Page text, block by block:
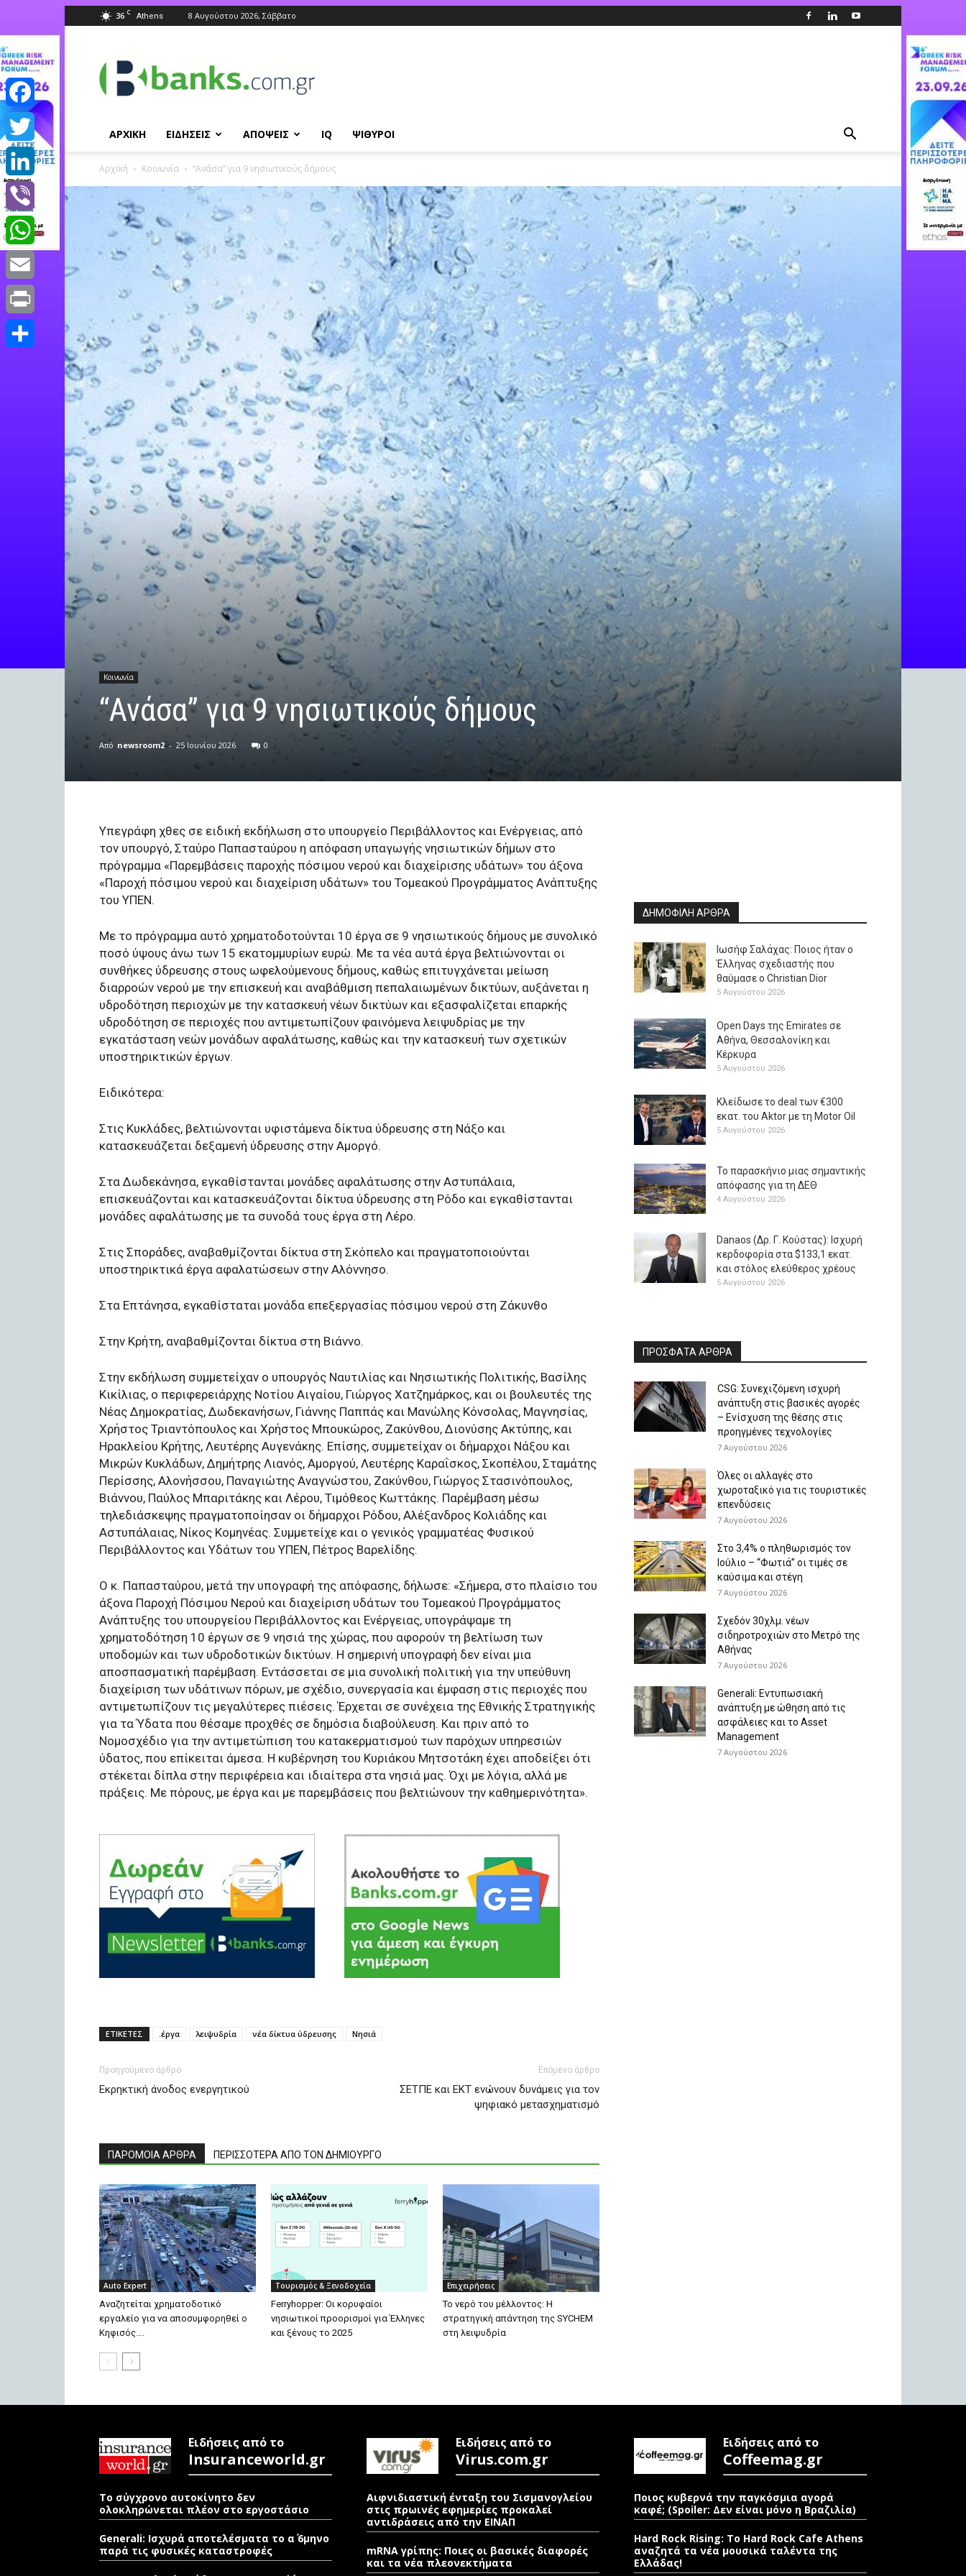
36 C Athens 8 Αυγούστου 2026, Σάββατο
ΑΡΧΙΚΗ ΕΙΔΗΣΕΙΣ ΑΠΟΨΕΙΣ IQ ΨΙΘΥΡΟΙ
Αρχική Κοινωνία “Ανάσα” για 9 νησιωτικούς δήμους
Κοινωνία
“Ανάσα” για 9 νησιωτικούς δήμους
Από newsroom2 - 25 Ιουνίου 2026 0
Υπεγράφη χθες σε ειδική εκδήλωση στο υπουργείο Περιβάλλοντος και Ενέργειας, από
τον υπουργό, Σταύρο Παπασταύρου η απόφαση υπαγωγής νησιωτικών δήμων στο
πρόγραμμα «Παρεμβάσεις παροχής πόσιμου νερού και διαχείρισης υδάτων» του άξονα
«Παροχή πόσιμου νερού και διαχείριση υδάτων» του Τομεακού Προγράμματος Ανάπτυξης
του ΥΠΕΝ.
Με το πρόγραμμα αυτό χρηματοδοτούνται 10 έργα σε 9 νησιωτικούς δήμους με συνολικό
ποσό ύψους άνω των 15 εκατομμυρίων ευρώ. Με τα νέα αυτά έργα βελτιώνονται οι
συνθήκες ύδρευσης στους ωφελούμενους δήμους, καθώς επιτυγχάνεται μείωση
διαρροών νερού με την επισκευή και αναβάθμιση πεπαλαιωμένων δικτύων, αυξάνεται η
υδροδότηση περιοχών με την κατασκευή νέων δικτύων και εξασφαλίζεται επαρκής
υδροδότηση σε περιοχές που αντιμετωπίζουν φαινόμενα λειψυδρίας με την
εγκατάσταση νεών μονάδων αφαλάτωσης, καθώς και την κατασκευή των σχετικών
υποστηρικτικών έργων.
Ειδικότερα:
Στις Κυκλάδες, βελτιώνονται υφιστάμενα δίκτυα ύδρευσης στη Νάξο και
κατασκευάζεται δεξαμενή ύδρευσης στην Αμοργό.
Στα Δωδεκάνησα, εγκαθίστανται μονάδες αφαλάτωσης στην Αστυπάλαια,
επισκευάζονται και κατασκευάζονται δίκτυα ύδρευσης στη Ρόδο και εγκαθίστανται
μονάδες αφαλάτωσης με τα συνοδά τους έργα στη Λέρο.
Στις Σποράδες, αναβαθμίζονται δίκτυα στη Σκόπελο και πραγματοποιούνται
υποστηρικτικά έργα αφαλατώσεων στην Αλόννησο.
Στα Επτάνησα, εγκαθίσταται μονάδα επεξεργασίας πόσιμου νερού στη Ζάκυνθο
Στην Κρήτη, αναβαθμίζονται δίκτυα στη Βιάννο.
Στην εκδήλωση συμμετείχαν ο υπουργός Ναυτιλίας και Νησιωτικής Πολιτικής, Βασίλης
Κικίλιας, ο περιφερειάρχης Νοτίου Αιγαίου, Γιώργος Χατζημάρκος, και οι βουλευτές της
Νέας Δημοκρατίας, Δωδεκανήσων, Γιάννης Παππάς και Μανώλης Κόνσολας, Μαγνησίας,
Χρήστος Τριαντόπουλος και Χρήστος Μπουκώρος, Ζακύνθου, Διονύσης Ακτύπης, και
Ηρακλείου Κρήτης, Λευτέρης Αυγενάκης. Επίσης, συμμετείχαν οι δήμαρχοι Νάξου και
Μικρών Κυκλάδων, Δημήτρης Λιανός, Αμοργού, Λευτέρης Καραΐσκος, Σκοπέλου, Σταμάτης
Περίσσης, Αλονήσσου, Παναγιώτης Αναγνώστου, Ζακύνθου, Γιώργος Στασινόπουλος,
Βιάννου, Παύλος Μπαριτάκης και Λέρου, Τιμόθεος Κωττάκης. Παρέμβαση μέσω
τηλεδιάσκεψης πραγματοποίησαν οι δήμαρχοι Ρόδου, Αλέξανδρος Κολιάδης και
Αστυπάλαιας, Νίκος Κομηνέας. Συμμετείχε και ο γενικός γραμματέας Φυσικού
Περιβάλλοντος και Υδάτων του ΥΠΕΝ, Πέτρος Βαρελίδης.
Ο κ. Παπασταύρου, μετά την υπογραφή της απόφασης, δήλωσε: «Σήμερα, στο πλαίσιο του
άξονα Παροχή Πόσιμου Νερού και διαχείριση υδάτων του Τομεακού Προγράμματος
Ανάπτυξης του υπουργείου Περιβάλλοντος και Ενέργειας, υπογράψαμε τη
χρηματοδότηση 10 έργων σε 9 νησιά της χώρας, που αφορούν τη βελτίωση των
υποδομών και των υδροδοτικών δικτύων. Η σημερινή υπογραφή δεν είναι μια
αποσπασματική παρέμβαση. Εντάσσεται σε μια συνολική πολιτική για την υπεύθυνη
διαχείριση των υδάτινων πόρων, με σχέδιο, συνεργασία και έμφαση στις περιοχές που
αντιμετωπίζουν τις μεγαλύτερες πιέσεις. Έρχεται σε συνέχεια της Εθνικής Στρατηγικής
για τα Ύδατα που θέσαμε προχθές σε δημόσια διαβούλευση. Και πριν από το
Νομοσχέδιο για την αντιμετώπιση του κατακερματισμού των παρόχων υπηρεσιών
ύδατος, που επίκειται άμεσα. Η κυβέρνηση του Κυριάκου Μητσοτάκη έχει αποδείξει ότι
στέκεται δίπλα στην περιφέρεια και ιδιαίτερα στα νησιά μας. Όχι με λόγια, αλλά με
πράξεις. Με πόρους, με έργα και με παρεμβάσεις που βελτιώνουν την καθημερινότητα».
ΕΤΙΚΕΤΕΣ .έργα λειψυδρία νέα δίκτυα ύδρευσης Νησιά
Προηγούμενο άρθρο
Εκρηκτική άνοδος ενεργητικού
Επόμενο άρθρο
ΣΕΤΠΕ και ΕΚΤ ενώνουν δυνάμεις για τον
ψηφιακό μετασχηματισμό
ΠΑΡΟΜΟΙΑ ΑΡΘΡΑ ΠΕΡΙΣΣΟΤΕΡΑ ΑΠΟ ΤΟΝ ΔΗΜΙΟΥΡΓΟ
Auto Expert
Aναζητείται χρηματοδοτικό
εργαλείο για να αποσυμφορηθεί ο
Κηφισός….
Τουρισμός & Ξενοδοχεία
Ferryhopper: Οι κορυφαίοι
νησιωτικοί προορισμοί για Έλληνες
και ξένους το 2025
Επιχειρήσεις
Το νερό του μέλλοντος: Η
στρατηγική απάντηση της SYCHEM
στη λειψυδρία
ΔΗΜΟΦΙΛΗ ΑΡΘΡΑ
Ιωσήφ Σαλάχας: Ποιος ήταν ο
Έλληνας σχεδιαστής που
θαύμασε ο Christian Dior
5 Αυγούστου 2026
Open Days της Emirates σε
Αθήνα, Θεσσαλονίκη και
Κέρκυρα
5 Αυγούστου 2026
Κλείδωσε το deal των €300
εκατ. του Aktor με τη Μotor Oil
5 Αυγούστου 2026
Το παρασκήνιο μιας σημαντικής
απόφασης για τη ΔΕΘ
4 Αυγούστου 2026
Danaos (Δρ. Γ. Κούστας): Ισχυρή
κερδοφορία στα $133,1 εκατ.
και στόλος ελεύθερος χρέους
5 Αυγούστου 2026
ΠΡΟΣΦΑΤΑ ΑΡΘΡΑ
CSG: Συνεχιζόμενη ισχυρή
ανάπτυξη στις βασικές αγορές
– Ενίσχυση της θέσης στις
προηγμένες τεχνολογίες
7 Αυγούστου 2026
Όλες οι αλλαγές στο
χωροταξικό για τις τουριστικές
επενδύσεις
7 Αυγούστου 2026
Στο 3,4% ο πληθωρισμός τον
Ιούλιο – “Φωτιά” οι τιμές σε
καύσιμα και στέγη
7 Αυγούστου 2026
Σχεδόν 30χλμ. νέων
σιδηροτροχιών στο Μετρό της
Αθήνας
7 Αυγούστου 2026
Generali: Eντυπωσιακή
ανάπτυξη με ώθηση από τις
ασφάλειες και το Asset
Management
7 Αυγούστου 2026
Ειδήσεις από το
Insuranceworld.gr
Το σύγχρονο αυτοκίνητο δεν
ολοκληρώνεται πλέον στο εργοστάσιο
Generali: Ισχυρά αποτελέσματα το α΄ 6μηνο
παρά τις φυσικές καταστροφές
Ειδήσεις από το
Virus.com.gr
Αιφνιδιαστική ένταξη του Σισμανογλείου
στις πρωινές εφημερίες προκαλεί
αντιδράσεις από την ΕΙΝΑΠ
mRNA γρίπης: Ποιες οι βασικές διαφορές
και τα νέα πλεονεκτήματα
Ειδήσεις από το
Coffeemag.gr
Ποιος κυβερνά την παγκόσμια αγορά
καφέ; (Spoiler: Δεν είναι μόνο η Βραζιλία)
Hard Rock Rising: Το Hard Rock Cafe Athens
αναζητά τα νέα μουσικά ταλέντα της
Ελλάδας!
Facebook
Twitter
LinkedIn
Viber
WhatsApp
Email
Print
Μοιραστείτε